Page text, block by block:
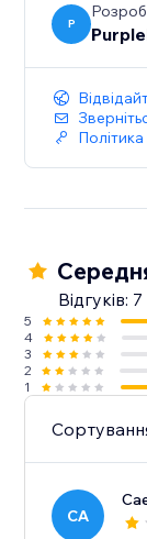
P
Відгуків: 7
5
4
3
2
1
CA